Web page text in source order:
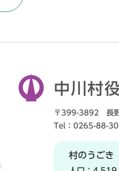
中川村
〒399-3892 長野
Tel：0265-88-
村のうごき